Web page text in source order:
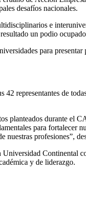
desafíos nacionales.
e
un podio
para
representantes de
planteados durante
para
nuestras profesiones”,
Continental
y de liderazgo.